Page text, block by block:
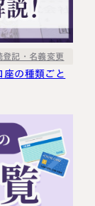
登記・名義変更
座の種類ごと